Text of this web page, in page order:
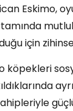
Eskimo,
için
köpekleri